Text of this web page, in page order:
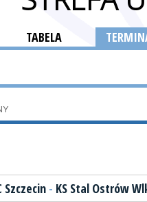
TABELA
Szczecin - KS Stal Ostrów